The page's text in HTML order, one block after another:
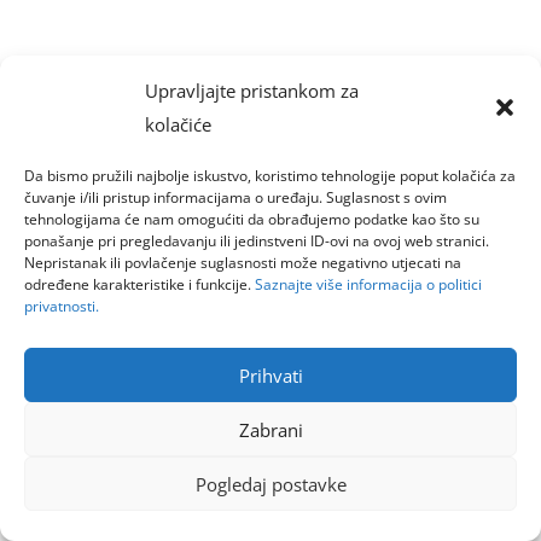
Upravljajte pristankom za
kolačiće
Da bismo pružili najbolje iskustvo, koristimo tehnologije poput kolačića za
čuvanje i/ili pristup informacijama o uređaju. Suglasnost s ovim
tehnologijama će nam omogućiti da obrađujemo podatke kao što su
ponašanje pri pregledavanju ili jedinstveni ID-ovi na ovoj web stranici.
Nepristanak ili povlačenje suglasnosti može negativno utjecati na
određene karakteristike i funkcije.Saznajte više informacija o politici
privatnosti.
Prihvati
Zabrani
Pogledaj postavke